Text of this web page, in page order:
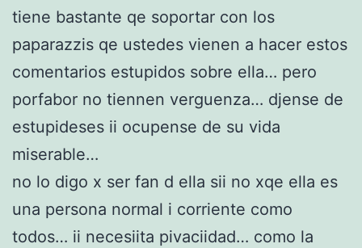
tiene bastante qe soportar con los
paparazzis qe ustedes vienen a hacer estos
comentarios estupidos sobre ella… pero
porfabor no tiennen verguenza… djense de
estupideses ii ocupense de su vida
miserable…
no lo digo x ser fan d ella sii no xqe ella es
una persona normal i corriente como
todos… ii necesiita pivaciidad… como la